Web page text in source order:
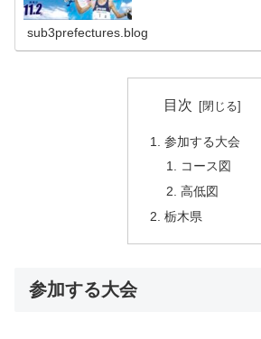
sub3prefectures.blog
目次
参加する大会
コース図
高低図
栃木県
参加する大会